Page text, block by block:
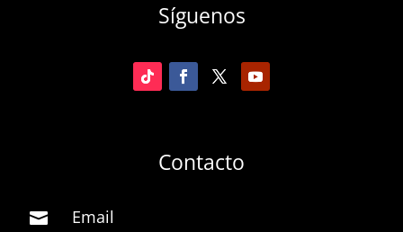
Síguenos
Contacto
 Email